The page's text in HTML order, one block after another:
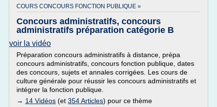
COURS CONCOURS FONCTION PUBLIQUE »
Concours administratifs, concours
administratifs préparation catégorie B
voir la vidéo
Préparation concours administratifs à distance, prépa
concours administratifs, concours fonction publique, dates
des concours, sujets et annales corrigées. Les cours de
culture générale pour réussir les concours administratifs et
intégrer la fonction publique.
→ 14 Vidéos (et 354 Articles) pour ce thème